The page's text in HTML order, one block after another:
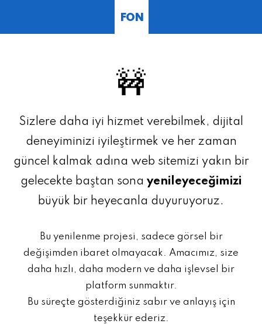
FON
🚧
Sizlere daha iyi hizmet verebilmek, dijital
deneyiminizi iyileştirmek ve her zaman
güncel kalmak adına web sitemizi yakın bir
gelecekte baştan sona yenileyeceğimizi
büyük bir heyecanla duyuruyoruz.
Bu yenilenme projesi, sadece görsel bir
değişimden ibaret olmayacak. Amacımız, size
daha hızlı, daha modern ve daha işlevsel bir
platform sunmaktır.
Bu süreçte gösterdiğiniz sabır ve anlayış için
teşekkür ederiz.